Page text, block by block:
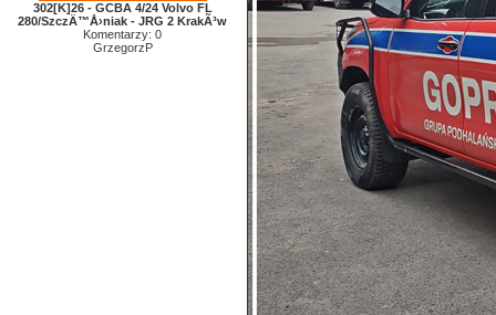
302[K]26 - GCBA 4/24 Volvo FL
280/SzczÄ™Å›niak - JRG 2 KrakÃ³w
Komentarzy: 0
GrzegorzP